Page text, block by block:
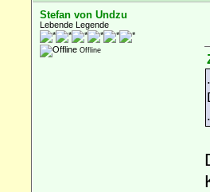
Stefan von Undzu
Lebende Legende
Offline